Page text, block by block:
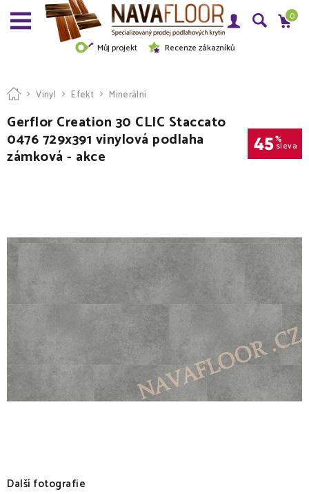
Můj projekt Recenze zákazníků
0
Vinyl Efekt Minerální
Gerflor Creation 30 CLIC Staccato
0476 729x391 vinylová podlaha
zámková - akce
45 %
sleva
Další fotografie